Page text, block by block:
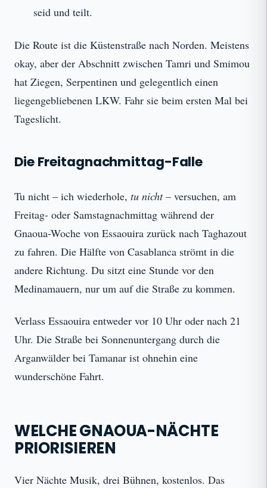
seid und teilt.
Die Route ist die Küstenstraße nach Norden. Meistens
okay, aber der Abschnitt zwischen Tamri und Smimou
hat Ziegen, Serpentinen und gelegentlich einen
liegengebliebenen LKW. Fahr sie beim ersten Mal bei
Tageslicht.
Die Freitagnachmittag-Falle
Tu nicht – ich wiederhole, tu nicht– versuchen, am
Freitag- oder Samstagnachmittag während der
Gnaoua-Woche von Essaouira zurück nach Taghazout
zu fahren. Die Hälfte von Casablanca strömt in die
andere Richtung. Du sitzt eine Stunde vor den
Medinamauern, nur um auf die Straße zu kommen.
Verlass Essaouira entweder vor 10 Uhr oder nach 21
Uhr. Die Straße bei Sonnenuntergang durch die
Arganwälder bei Tamanar ist ohnehin eine
wunderschöne Fahrt.
WELCHE GNAOUA-NÄCHTE
PRIORISIEREN
Vier Nächte Musik, drei Bühnen, kostenlos. Das